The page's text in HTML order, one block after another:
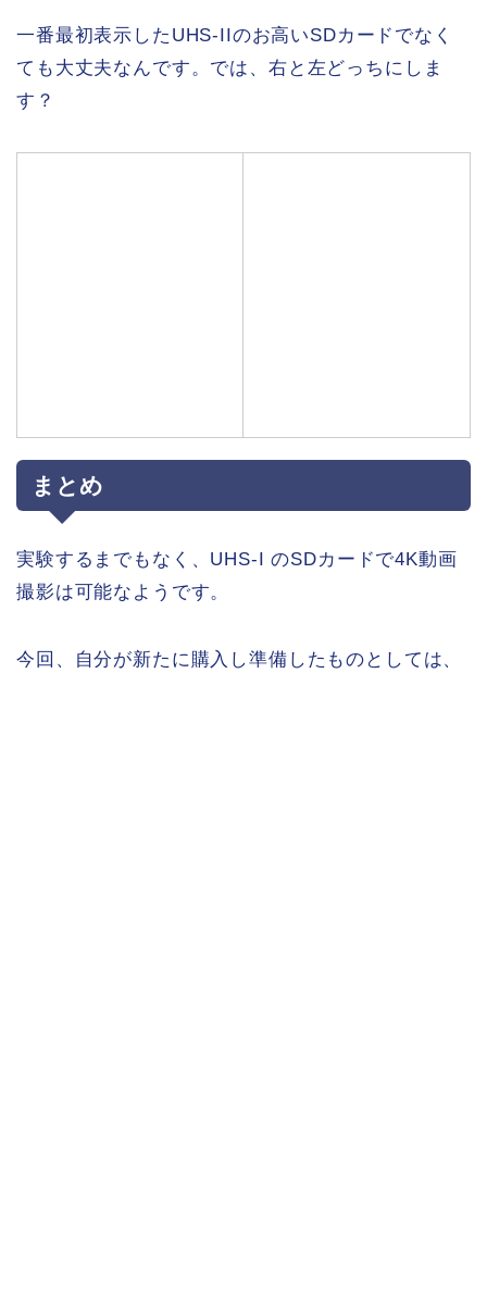
一番最初表示したUHS-IIのお高いSDカードでなく
ても大丈夫なんです。では、右と左どっちにしま
す？
まとめ
実験するまでもなく、UHS-I のSDカードで4K動画
撮影は可能なようです。
今回、自分が新たに購入し準備したものとしては、